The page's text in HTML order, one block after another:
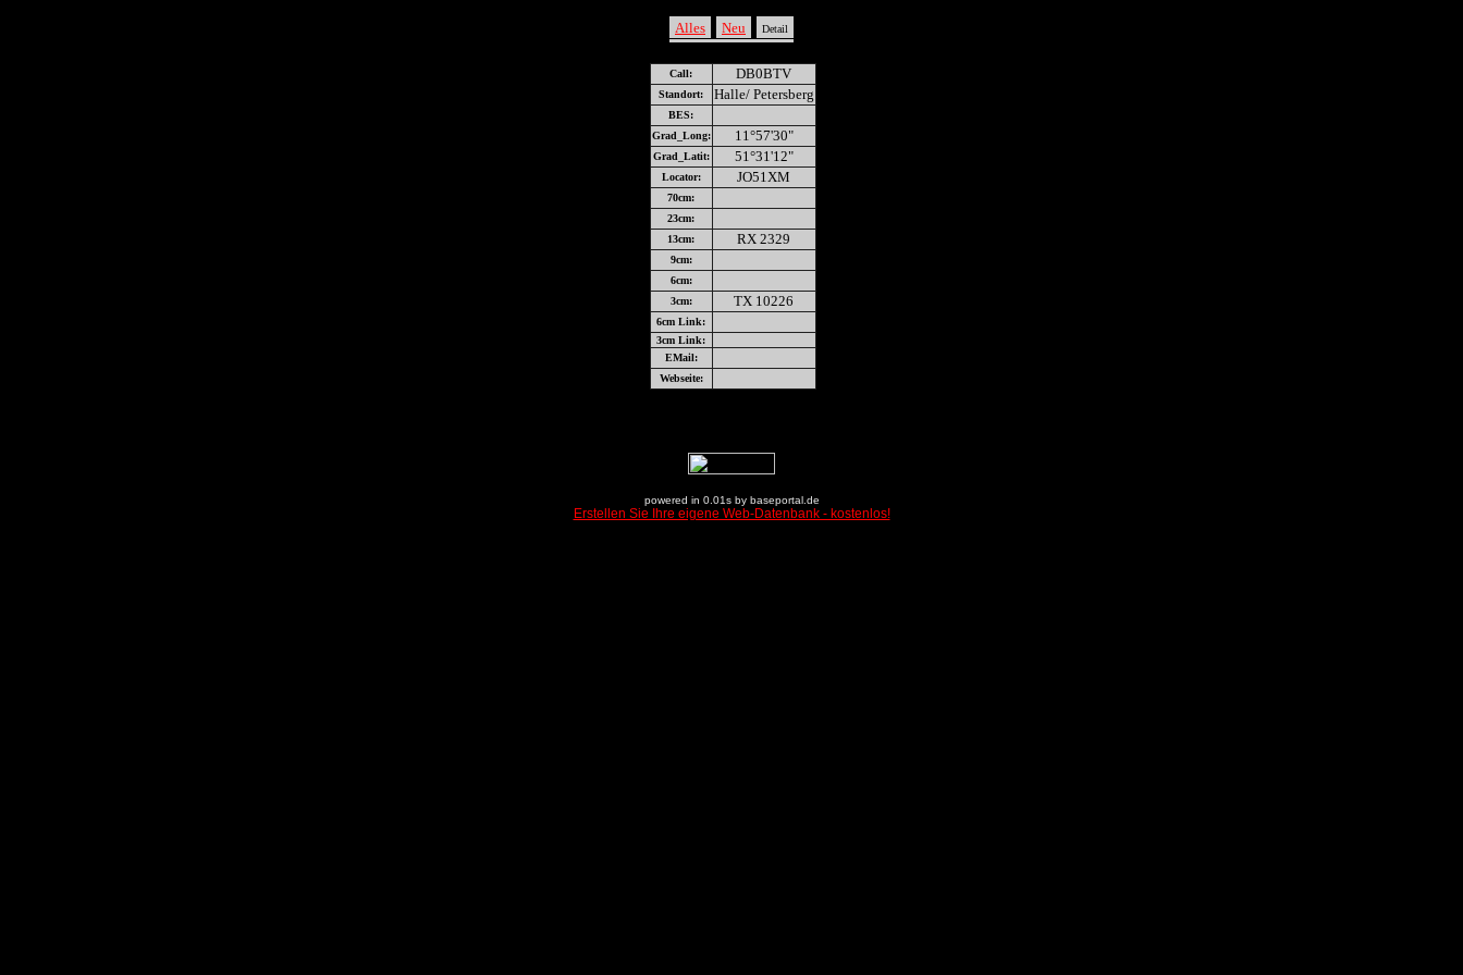
Alles Neu Detail
Call: DB0BTV
Standort: Halle/ Petersberg
BES:
Grad_Long:
11°57'30"
Grad_Latit: 51°31'12"
Locator: JO51XM
70cm:
23cm:
13cm:
RX 2329
9cm:
6cm:
3cm:
TX 10226
6cm Link:
3cm Link:
EMail:
Webseite:
powered in 0.01s by baseportal.de
Erstellen Sie Ihre eigene Web-Datenbank - kostenlos!